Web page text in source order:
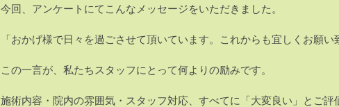
今回、アンケートにてこんなメッセージをいただきました。
「おかげ様で日々を過ごさせて頂いています。これからも宜しくお願い
この一言が、私たちスタッフにとって何よりの励みです。
施術内容・院内の雰囲気・スタッフ対応、すべてに「大変良い」とご評